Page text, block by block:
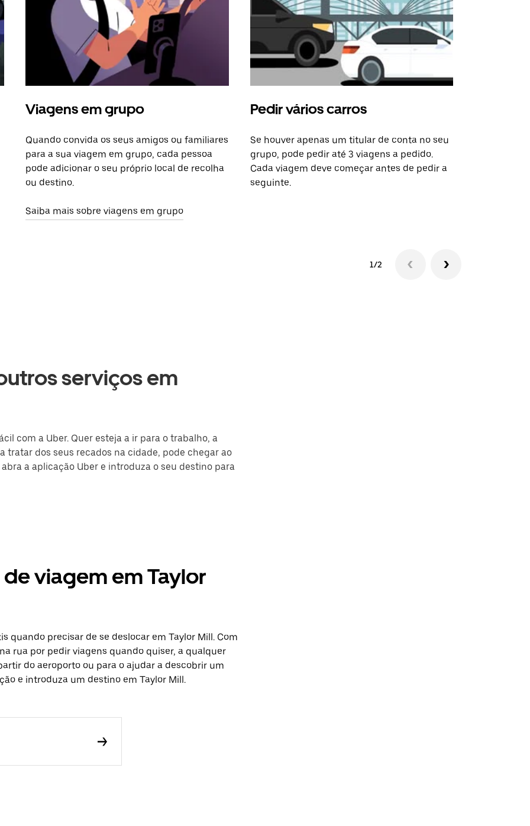
Viagens em grupo
Quando convida os seus amigos ou familiares
para a sua viagem em grupo, cada pessoa
pode adicionar o seu próprio local de recolha
ou destino.
Saiba mais sobre viagens em grupo
Pedir vários carros
Se houver apenas um titular de conta no seu
grupo, pode pedir até 3 viagens a pedido.
Cada viagem deve começar antes de pedir a
seguinte.
1/2
serviços em
com a Uber. Quer esteja a ir para o trabalho, a
dos seus recados na cidade, pode chegar ao
a aplicação Uber e introduza o seu destino para
viagem em Taylor
quando precisar de se deslocar em Taylor Mill. Com
rua por pedir viagens quando quiser, a qualquer
do aeroporto ou para o ajudar a descobrir um
e introduza um destino em Taylor Mill.